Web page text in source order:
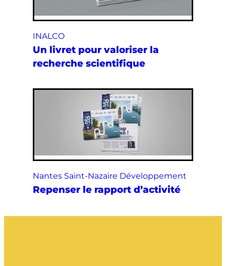
INALCO
Un livret pour valoriser la
recherche scientifique
Nantes Saint-Nazaire Développement
Repenser le rapport d’activité